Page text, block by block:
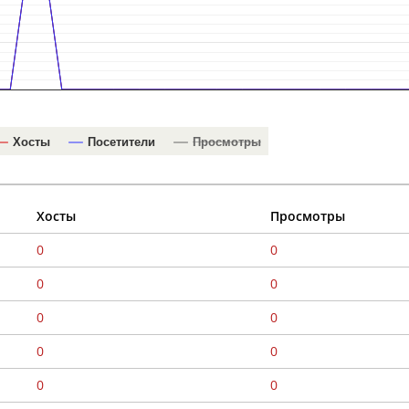
Хосты Посетители Просмотры
Хосты
Просмотры
0
0
0
0
0
0
0
0
0
0